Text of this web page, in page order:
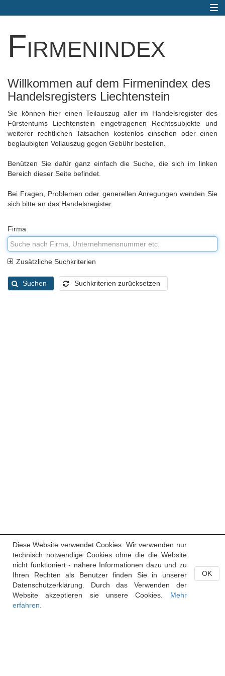
Firmenindex
Willkommen auf dem Firmenindex des
Handelsregisters Liechtenstein
Sie können hier einen Teilauszug aller im Handelsregister des
Fürstentums Liechtenstein eingetragenen Rechtssubjekte und
weiterer rechtlichen Tatsachen kostenlos einsehen oder einen
beglaubigten Vollauszug gegen Gebühr bestellen.
Benützen Sie dafür ganz einfach die Suche, die sich im linken
Bereich dieser Seite befindet.
Bei Fragen, Problemen oder generellen Anregungen wenden Sie
sich bitte an das Handelsregister.
Firma
Zusätzliche Suchkriterien
Suchen Suchkriterien zurücksetzen
Diese Website verwendet Cookies. Wir verwenden nur
technisch notwendige Cookies ohne die die Website
nicht funktioniert - nähere Informationen dazu und zu
Ihren Rechten als Benutzer finden Sie in unserer
Datenschutzerklärung. Durch das Verwenden der
Website akzeptieren sie unsere Cookies. Mehr
erfahren.
OK